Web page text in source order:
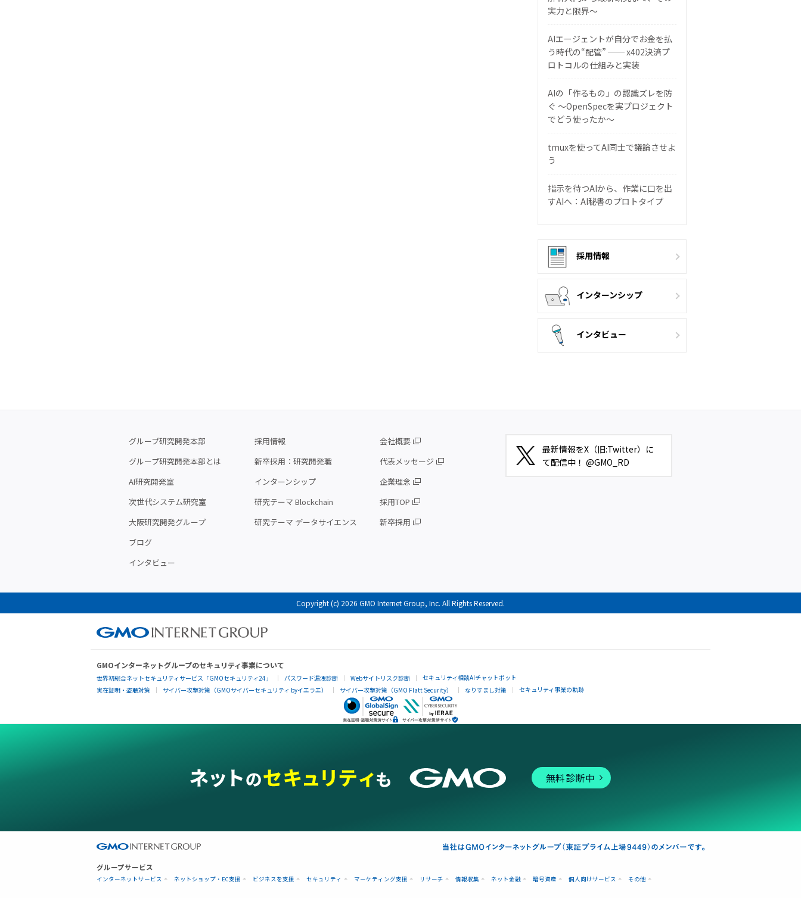
実力と限界〜
AIエージェントが自分でお金を払
う時代の“配管” ── x402決済プ
ロトコルの仕組みと実装
AIの「作るもの」の認識ズレを防
ぐ 〜OpenSpecを実プロジェクト
でどう使ったか〜
tmuxを使ってAI同士で議論させよ
う
指示を待つAIから、作業に口を出
すAIへ：AI秘書のプロトタイプ
採用情報
インターンシップ
インタビュー
グループ研究開発本部
グループ研究開発本部とは
AI研究開発室
次世代システム研究室
大阪研究開発グループ
ブログ
インタビュー
採用情報
新卒採用：研究開発職
インターンシップ
研究テーマ Blockchain
研究テーマ データサイエンス
会社概要
代表メッセージ
企業理念
採用TOP
新卒採用
最新情報をX（旧:Twitter）に
て配信中！ @GMO_RD
Copyright (c) 2026 GMO Internet Group, Inc. All Rights Reserved.
GMOインターネットグループのセキュリティ事業について
世界初総合ネットセキュリティサービス「GMOセキュリティ24」 パスワード漏洩診断 Webサイトリスク診断
セキュリティ相談AIチャットボット
実在証明・盗聴対策
サイバー攻撃対策（GMOサイバーセキュリティ byイエラエ） サイバー攻撃対策（GMO Flatt Security） なりすまし対策 セキュリティ事業の軌跡
無料診断中
グループサービス
インターネットサービス ネットショップ・EC支援 ビジネスを支援 セキュリティ マーケティング支援 リサーチ 情報収集 ネット金融 暗号資産 個人向けサービス その他